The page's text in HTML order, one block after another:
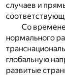
случаев и
Со
нормального
глобальную
развитые